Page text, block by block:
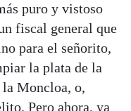
puro y vistoso
fiscal general que
para el señorito,
la plata de la
la Moncloa, o,
Pero ahora, ya